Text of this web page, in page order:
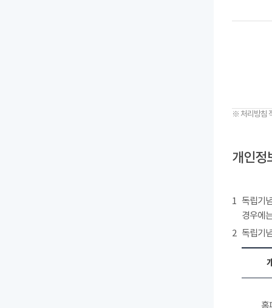
※ 처리방침
개인정
1 독립기
경우에
2 독립기
홈